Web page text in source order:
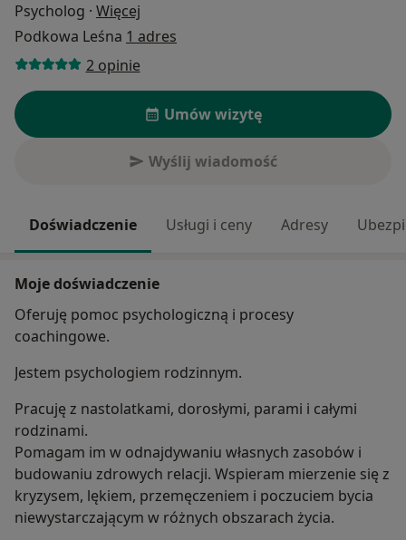
Psycholog · Więcej
Podkowa Leśna 1 adres
2 opinie
Umów wizytę
Wyślij wiadomość
Doświadczenie Usługi i ceny Adresy
Moje doświadczenie
Oferuję pomoc psychologiczną i procesy
coachingowe.
Jestem psychologiem rodzinnym.
Pracuję z nastolatkami, dorosłymi, parami i całymi
rodzinami.
Pomagam im w odnajdywaniu własnych zasobów i
budowaniu zdrowych relacji. Wspieram mierzenie się z
kryzysem, lękiem, przemęczeniem i poczuciem bycia
niewystarczającym w różnych obszarach życia.